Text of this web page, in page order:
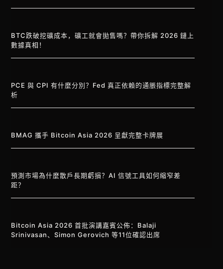
BTC跌破挖礦成本，礦工就會拋售嗎？帶你拆解 2026 鏈上
數據真相！
PCE 與 CPI 有什麼分別？Fed 真正依賴的通脹指標完整解
析
BMAG 攜手 Bitcoin Asia 2026 呈獻完整卡牌展
預測市場為什麼散戶長期虧損？AI 信號工具如何縮窄差
距？
Bitcoin Asia 2026 首批演講嘉賓公佈：Balaji
Srinivasan、Simon Gerovich 等11位確認出席